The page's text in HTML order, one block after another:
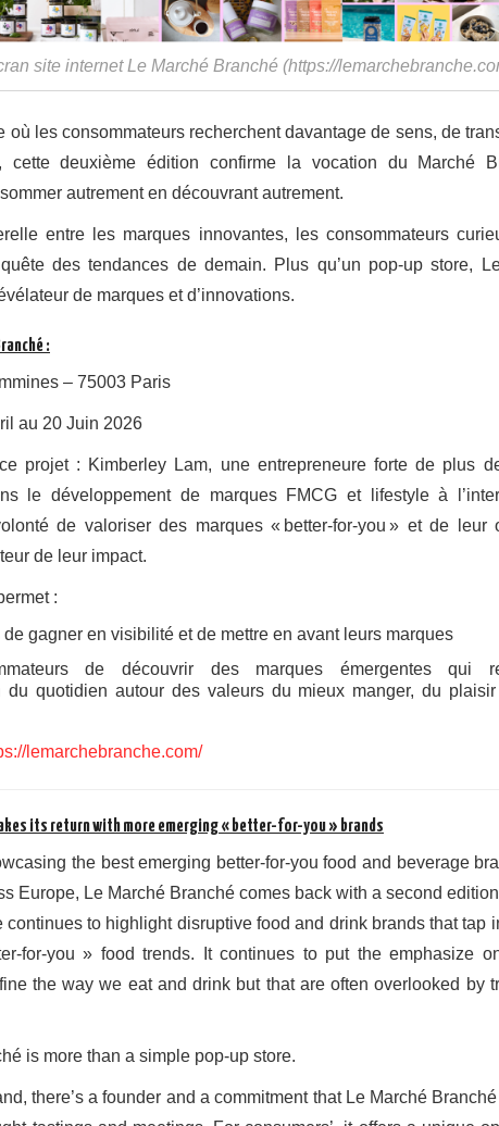
site internet Le Marché Branché (https://
où les consommateurs recherchent davantage de sens, de
cette deuxième édition confirme la vocation du Marché
autrement en découvrant autrement.
entre les marques innovantes, les consommateurs
des tendances de demain. Plus qu’un pop-up store,
de marques et d’innovations.
:
– 75003 Paris
au 20 Juin 2026
projet : Kimberley Lam, une entrepreneure forte de plus
le développement de marques FMCG et lifestyle à
de valoriser des marques « better-for-you » et de leur
de leur impact.
:
gagner en visibilité et de mettre en avant leurs marques
de découvrir des marques émergentes qui
du quotidien autour des valeurs du mieux manger, du
lemarchebranche.com/
its return with more emerging « better-for-you » brands
the best emerging better-for-you food and beverage
Europe, Le Marché Branché comes back with a second
continues to highlight disruptive food and drink brands that tap
for-you » food trends. It continues to put the emphasize
the way we eat and drink but that are often overlooked by
is more than a simple pop-up store.
there’s a founder and a commitment that Le Marché